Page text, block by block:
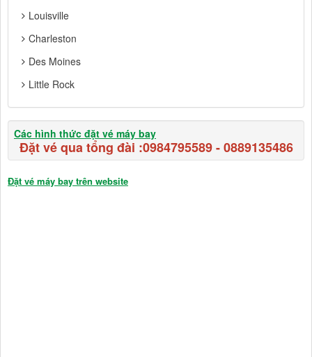
Louisville
Charleston
Des Moines
Little Rock
Các hình thức đặt vé máy bay
Đặt vé qua tổng đài :0984795589-0889135486
Đặt vé máy bay trên website